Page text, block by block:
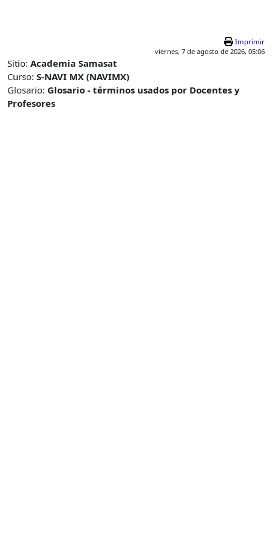
Imprimir
viernes, 7 de agosto de 2026, 05:06
Sitio: Academia Samasat
Curso: S-NAVI MX (NAVIMX)
Glosario: Glosario - términos usados por Docentes y
Profesores